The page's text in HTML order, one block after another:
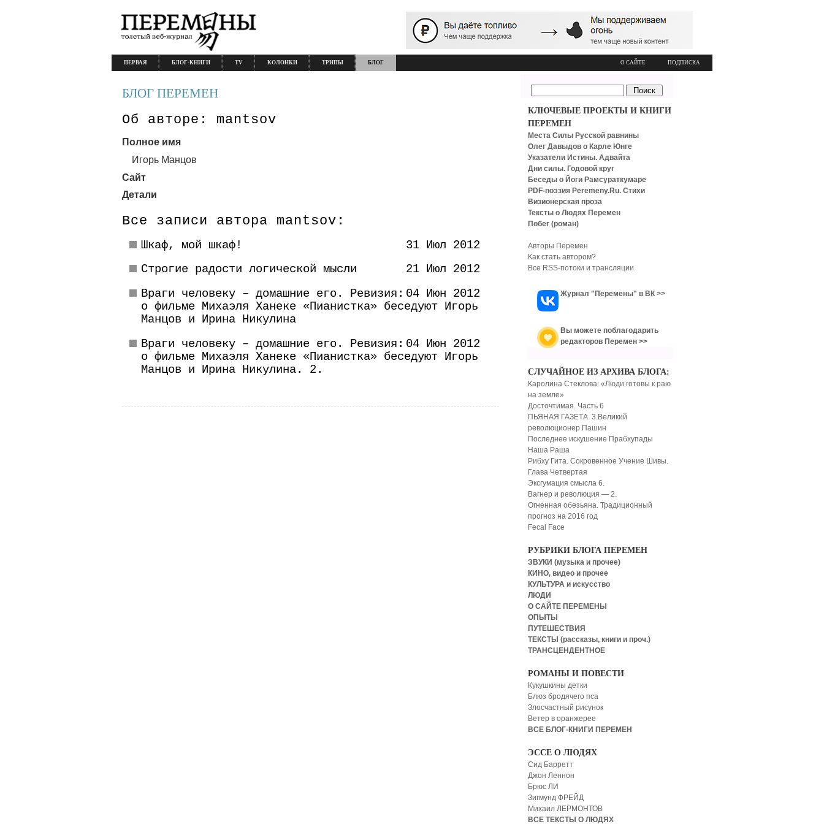
О САЙТЕ ПОДПИСКА
ПЕРВАЯ БЛОГ-КНИГИ TV КОЛОНКИ ТРИПЫ БЛОГ
БЛОГ ПЕРЕМЕН
Об авторе: mantsov
Полное имя
Игорь Манцов
Сайт
Детали
Все записи автора mantsov:
31 Июл 2012
Шкаф, мой шкаф!
21 Июл 2012
Строгие радости логической мысли
04 Июн 2012
Враги человеку – домашние его. Ревизия:
о фильме Михаэля Ханеке «Пианистка» беседуют Игорь
Манцов и Ирина Никулина
04 Июн 2012
Враги человеку – домашние его. Ревизия:
о фильме Михаэля Ханеке «Пианистка» беседуют Игорь
Манцов и Ирина Никулина. 2.
КЛЮЧЕВЫЕ ПРОЕКТЫ И КНИГИ
ПЕРЕМЕН
Места Силы Русской равнины
Олег Давыдов о Карле Юнге
Указатели Истины. Адвайта
Дни силы. Годовой круг
Беседы о Йоги Рамсураткумаре
PDF-поэзия Peremeny.Ru. Стихи
Визионерская проза
Тексты о Людях Перемен
Побег (роман)
Авторы Перемен
Как стать автором?
Все RSS-потоки и трансляции
Журнал "Перемены" в ВК >>
Вы можете поблагодарить
редакторов Перемен >>
СЛУЧАЙНОЕ ИЗ АРХИВА БЛОГА:
Каролина Стеклова: «Люди готовы к раю
на земле»
Досточтимая. Часть 6
ПЬЯНАЯ ГАЗЕТА. 3.Великий
революционер Пашин
Последнее искушение Прабхупады
Наша Раша
Рибху Гита. Сокровенное Учение Шивы.
Глава Четвертая
Эксгумация смысла 6.
Вагнер и революция — 2.
Огненная обезьяна. Традиционный
прогноз на 2016 год
Fecal Face
РУБРИКИ БЛОГА ПЕРЕМЕН
ЗВУКИ (музыка и прочее)
КИНО, видео и прочее
КУЛЬТУРА и искусство
ЛЮДИ
О САЙТЕ ПЕРЕМЕНЫ
ОПЫТЫ
ПУТЕШЕСТВИЯ
ТЕКСТЫ (рассказы, книги и проч.)
ТРАНСЦЕНДЕНТНОЕ
РОМАНЫ И ПОВЕСТИ
Кукушкины детки
Блюз бродячего пса
Злосчастный рисунок
Ветер в оранжерее
ВСЕ БЛОГ-КНИГИ ПЕРЕМЕН
ЭССЕ О ЛЮДЯХ
Сид Барретт
Джон Леннон
Брюс ЛИ
Зигмунд ФРЕЙД
Михаил ЛЕРМОНТОВ
ВСЕ ТЕКСТЫ О ЛЮДЯХ